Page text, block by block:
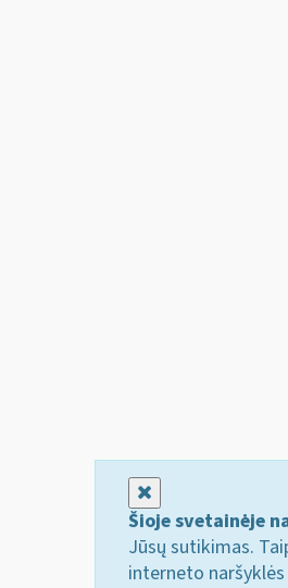
Šioje svetainėje
Jūsų sutikimas.
interneto